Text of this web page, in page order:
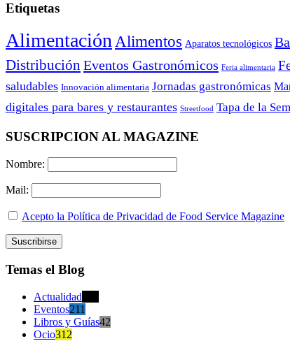
Etiquetas
Alimentación Alimentos Aparatos tecnológicos
Distribución Eventos Gastronómicos Feria alimentaria
saludables Innovación alimentaria Jornadas gastronómicas
digitales para bares y restaurantes Streetfood Tapa de la
SUSCRIPCION AL MAGAZINE
Nombre:
Mail:
Acepto la Política de Privacidad de Food Service Magazine
Temas el Blog
Actualidad
Eventos211
Libros y Guías42
Ocio312